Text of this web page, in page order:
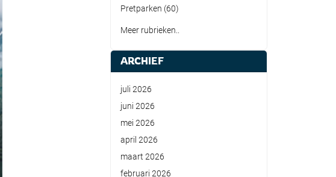
Pretparken (60)
Meer rubrieken..
ARCHIEF
juli 2026
juni 2026
mei 2026
april 2026
maart 2026
februari 2026